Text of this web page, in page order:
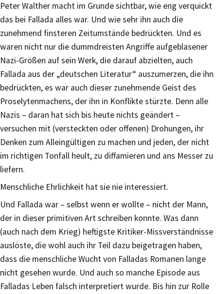
Peter Walther macht im Grunde sichtbar, wie eng verquickt
das bei Fallada alles war. Und wie sehr ihn auch die
zunehmend finsteren Zeitumstände bedrückten. Und es
waren nicht nur die dummdreisten Angriffe aufgeblasener
Nazi-Größen auf sein Werk, die darauf abzielten, auch
Fallada aus der „deutschen Literatur“ auszumerzen, die ihn
bedrückten, es war auch dieser zunehmende Geist des
Proselytenmachens, der ihn in Konflikte stürzte. Denn alle
Nazis – daran hat sich bis heute nichts geändert –
versuchen mit (versteckten oder offenen) Drohungen, ihr
Denken zum Alleingültigen zu machen und jeden, der nicht
im richtigen Tonfall heult, zu diffamieren und ans Messer zu
liefern.
Menschliche Ehrlichkeit hat sie nie interessiert.
Und Fallada war – selbst wenn er wollte – nicht der Mann,
der in dieser primitiven Art schreiben konnte. Was dann
(auch nach dem Krieg) heftigste Kritiker-Missverständnisse
auslöste, die wohl auch ihr Teil dazu beigetragen haben,
dass die menschliche Wucht von Falladas Romanen lange
nicht gesehen wurde. Und auch so manche Episode aus
Falladas Leben falsch interpretiert wurde. Bis hin zur Rolle